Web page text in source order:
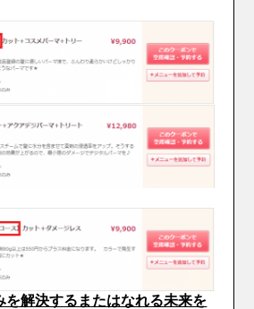
を解決するまたはなれる未来を